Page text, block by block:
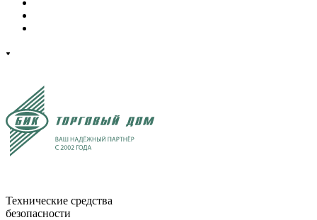
Технические средства
безопасности